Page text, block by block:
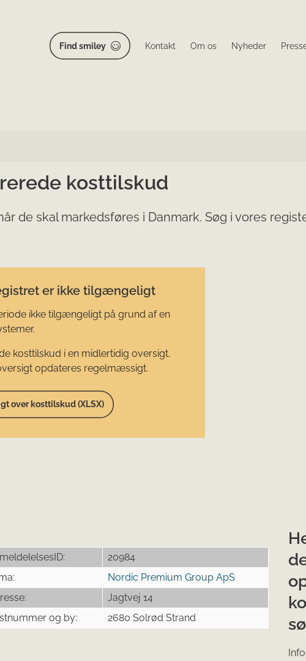
Find smiley Kontakt Om os Nyheder
kosttilskud
de skal markedsføres i Danmark. Søg i vores
er ikke tilgængeligt
ikke tilgængeligt på grund af en
kosttilskud i en midlertidig oversigt.
opdateres regelmæssigt.
over kosttilskud (XLSX)
20984
Nordic Premium Group ApS
Jagtvej 14
og by: 2680 Solrød Strand